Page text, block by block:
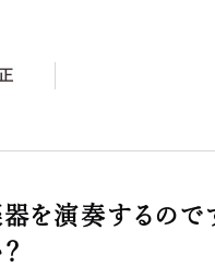
を演奏するので